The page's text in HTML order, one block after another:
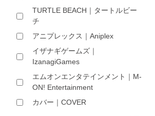
TURTLE BEACH｜タートルビー
チ
アニプレックス｜Aniplex
イザナギゲームズ｜
IzanagiGames
エムオンエンタテインメント｜M-
ON! Entertainment
カバー｜COVER